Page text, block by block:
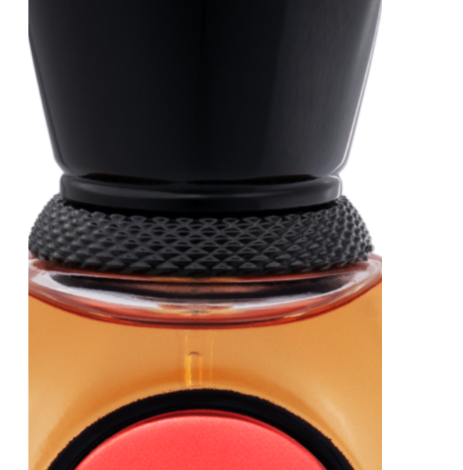
هیچ محصولی در سبد خرید نیست.
بازگشت به فروشگاه